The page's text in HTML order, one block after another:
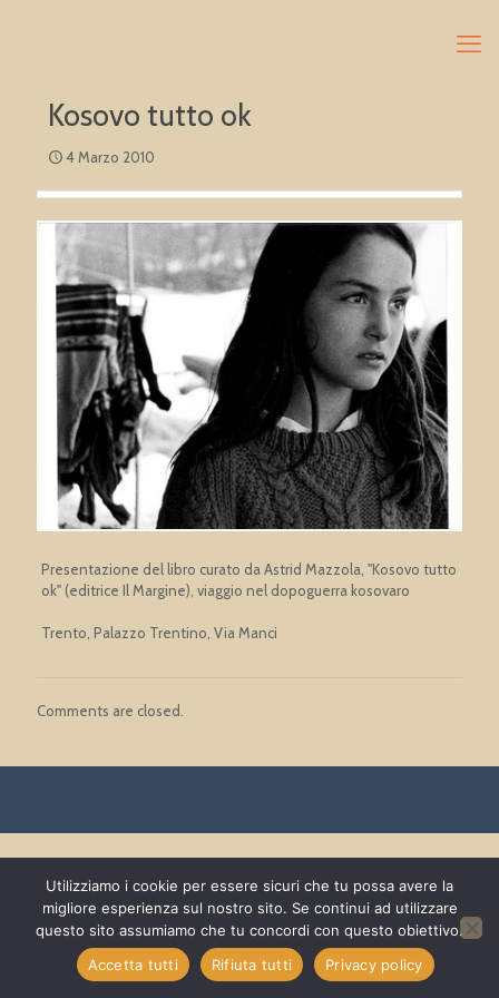
Kosovo tutto ok
4 Marzo 2010
Presentazione del libro curato da Astrid Mazzola, "Kosovo tutto
ok" (editrice Il Margine), viaggio nel dopoguerra kosovaro
Trento, Palazzo Trentino, Via Manci
Comments are closed.
Utilizziamo i cookie per essere sicuri che tu possa avere la
migliore esperienza sul nostro sito. Se continui ad utilizzare
questo sito assumiamo che tu concordi con questo obiettivo.
Accetta tutti
Rifiuta tutti Privacy policy